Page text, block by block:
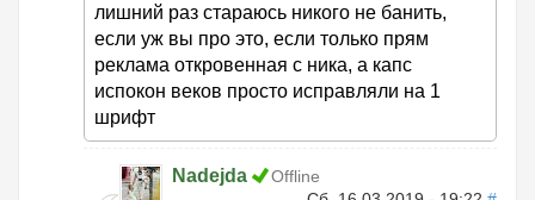
лишний раз стараюсь никого не банить,
если уж вы про это, если только прям
реклама откровенная с ника, а капс
испокон веков просто исправляли на 1
шрифт
Nadejda
Offline